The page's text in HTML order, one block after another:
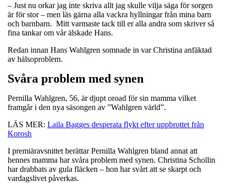
– Just nu orkar jag inte skriva allt jag skulle vilja säga för sorgen
är för stor – men läs gärna alla vackra hyllningar från mina barn
och barnbarn. Mitt varmaste tack till er alla andra som skriver så
fina tankar om vår älskade Hans.
Redan innan Hans Wahlgren somnade in var Christina anfäktad
av hälsoproblem.
Svåra problem med synen
Pernilla Wahlgren, 56, är djupt oroad för sin mamma vilket
framgår i den nya säsongen av ”Wahlgren värld”.
LÄS MER: Laila Bagges desperata flykt efter uppbrottet från
Korosh
I premiäravsnittet berättar Pernilla Wahlgren bland annat att
hennes mamma har svåra problem med synen. Christina Schollin
har drabbats av gula fläcken – hon har svårt att se skarpt och
vardagslivet påverkas.